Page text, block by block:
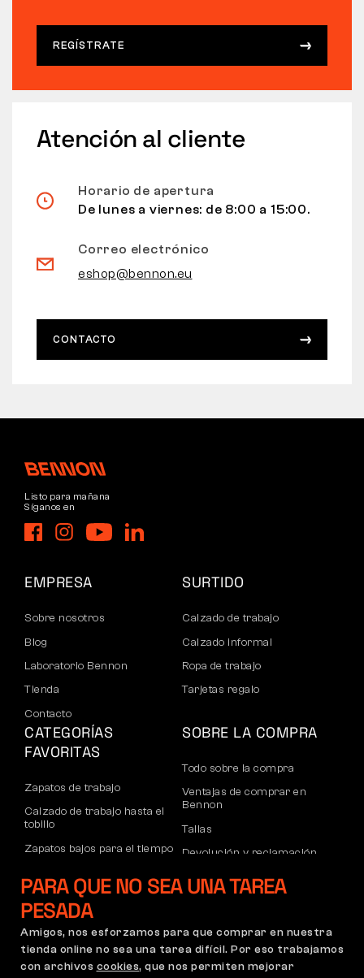
REGÍSTRATE
Atención al cliente
Horario de apertura
De lunes a viernes: de 8:00 a 15:00.
Correo electrónico
eshop@bennon.eu
CONTACTO
Listo para mañana
Síganos en
EMPRESA
Sobre nosotros
Blog
Laboratorio Bennon
Tienda
Contacto
SURTIDO
Calzado de trabajo
Calzado informal
Ropa de trabajo
Tarjetas regalo
CATEGORÍAS
FAVORITAS
Zapatos de trabajo
Calzado de trabajo hasta el
tobillo
Zapatos bajos para el tiempo
Calzado informal de tobillo
Pantalones
Sudaderas
SOBRE LA COMPRA
Todo sobre la compra
Ventajas de comprar en
Bennon
Tallas
Devolución y reclamación
Transporte y pago
Reclamaciones y garantía
PARA QUE NO SEA UNA TAREA
PESADA
Amigos, nos esforzamos para que comprar en nuestra
tienda online no sea una tarea difícil. Por eso trabajamos
con archivos cookies, que nos permiten mejorar